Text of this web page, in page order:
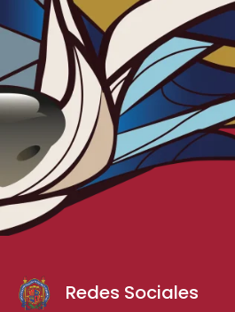
Redes Sociales